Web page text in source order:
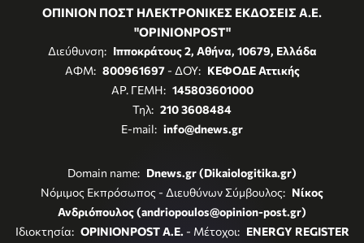
ΟΠΙΝΙΟΝ ΠΟΣΤ ΗΛΕΚΤΡΟΝΙΚΕΣ ΕΚΔΟΣΕΙΣ Α.Ε.
"OPINIONPOST"
Διεύθυνση: Ιπποκράτους 2, Αθήνα, 10679, Ελλάδα
ΑΦΜ: 800961697- ΔΟΥ: ΚΕΦΟΔΕ Αττικής
ΑΡ. ΓΕΜΗ: 145803601000
Τηλ: 210 3608484
E-mail: info@dnews.gr
Domain name: Dnews.gr (Dikaiologitika.gr)
Νόμιμος Εκπρόσωπος - Διευθύνων Σύμβουλος: Νίκος
Ανδριόπουλος (andriopoulos@opinion-post.gr)
Ιδιοκτησία: OPINIONPOST A.E. - Μέτοχοι: ENERGY REGISTER